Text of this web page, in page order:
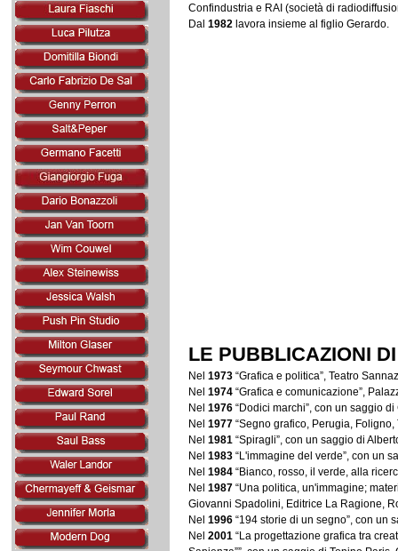
Confindustria e RAI (società di
Dal 1982 lavora insieme al figlio Gerardo.
LE PUBBLICAZIONI
Nel 1973 “Grafica e politica”, Teatro
Nel 1974 “Grafica e comunicazione”,
Nel 1976 “Dodici marchi”, con un saggio
Nel 1977 “Segno grafico, Perugia,
Nel 1981 “Spiragli”, con un saggio di
Nel 1983 “L'immagine del verde”, con un
Nel 1984 “Bianco, rosso, il verde, alla
Nel 1987 “Una politica, un'immagine;
Giovanni Spadolini, Editrice La Ragione,
Nel 1996 “194 storie di un segno”, con un
Nel 2001 “La progettazione grafica tra